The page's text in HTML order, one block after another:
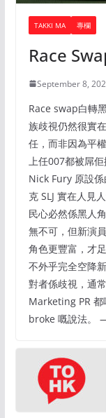
TAKKI MA 專欄
Race
September 8,
Race swap白轉
族歧視仍然很實
任，而非因為平
上任007都被屌
Nick Fury 原設
克 SLJ 實在人見
民心必然係黑人
無不可，但新演
角色更豐富，才
不外乎完全空降
對者係歧視，通
Marketing PR
broke 嘅說